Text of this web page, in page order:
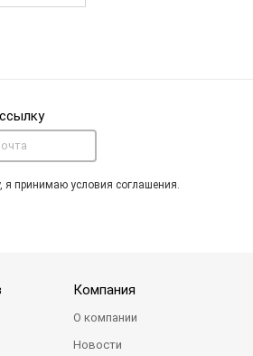
я принимаю условия соглашения.
Компания
О компании
Новости